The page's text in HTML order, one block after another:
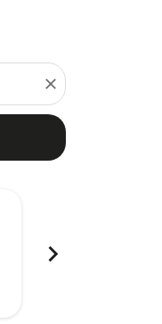
close
chevron_right